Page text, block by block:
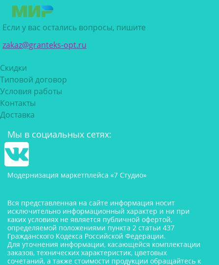
Если у вас остались вопросы, пишите
zakaz@granteks-opt.ru
Скидки
Типовой договор
Условия работы
Контакты
Доставка
Мы в социальных сетях:
Модернизация маркетплейса «7 Студио»
Вся представленная на сайте информация носит
исключительно информационный характер и ни при
каких условиях не является публичной офертой,
определяемой положениями пункта 2 статьи 437
Гражданского Кодекса Российской Федерации.
Для уточнения информации, касающейся комплектации
заказов, технических характеристик, цветовых
сочетаний, а также стоимости продукции обращайтесь к